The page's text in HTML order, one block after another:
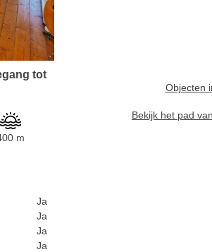
tot
m
Ja
Ja
Ja
Ja
Objecten
Bekijk het pad